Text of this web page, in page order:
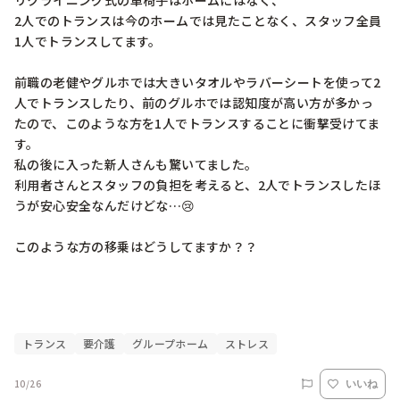
2人でのトランスは今のホームでは見たことなく、スタッフ全員
1人でトランスしてます。
前職の老健やグルホでは大きいタオルやラバーシートを使って2
人でトランスしたり、前のグルホでは認知度が高い方が多かっ
たので、このような方を1人でトランスすることに衝撃受けてま
す。
私の後に入った新人さんも驚いてました。
利用者さんとスタッフの負担を考えると、2人でトランスしたほ
うが安心安全なんだけどな…😢
このような方の移乗はどうしてますか？？
トランス 要介護 グループホーム ストレス
10/26 いいね